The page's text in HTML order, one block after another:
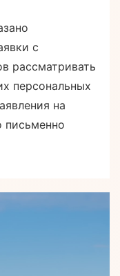
с
рассматривать
персональных
на
письменно